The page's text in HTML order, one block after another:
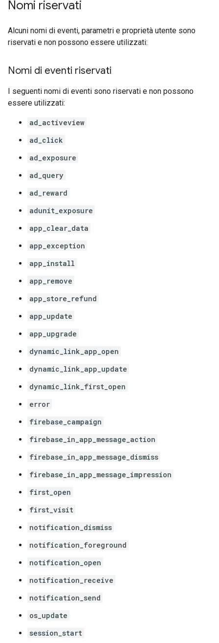
Nomi riservati
Alcuni nomi di eventi, parametri e proprietà utente sono
riservati e non possono essere utilizzati:
Nomi di eventi riservati
I seguenti nomi di eventi sono riservati e non possono
essere utilizzati:
ad_activeview
ad_click
ad_exposure
ad_query
ad_reward
adunit_exposure
app_clear_data
app_exception
app_install
app_remove
app_store_refund
app_update
app_upgrade
dynamic_link_app_open
dynamic_link_app_update
dynamic_link_first_open
error
firebase_campaign
firebase_in_app_message_action
firebase_in_app_message_dismiss
firebase_in_app_message_impression
first_open
first_visit
notification_dismiss
notification_foreground
notification_open
notification_receive
notification_send
os_update
session_start